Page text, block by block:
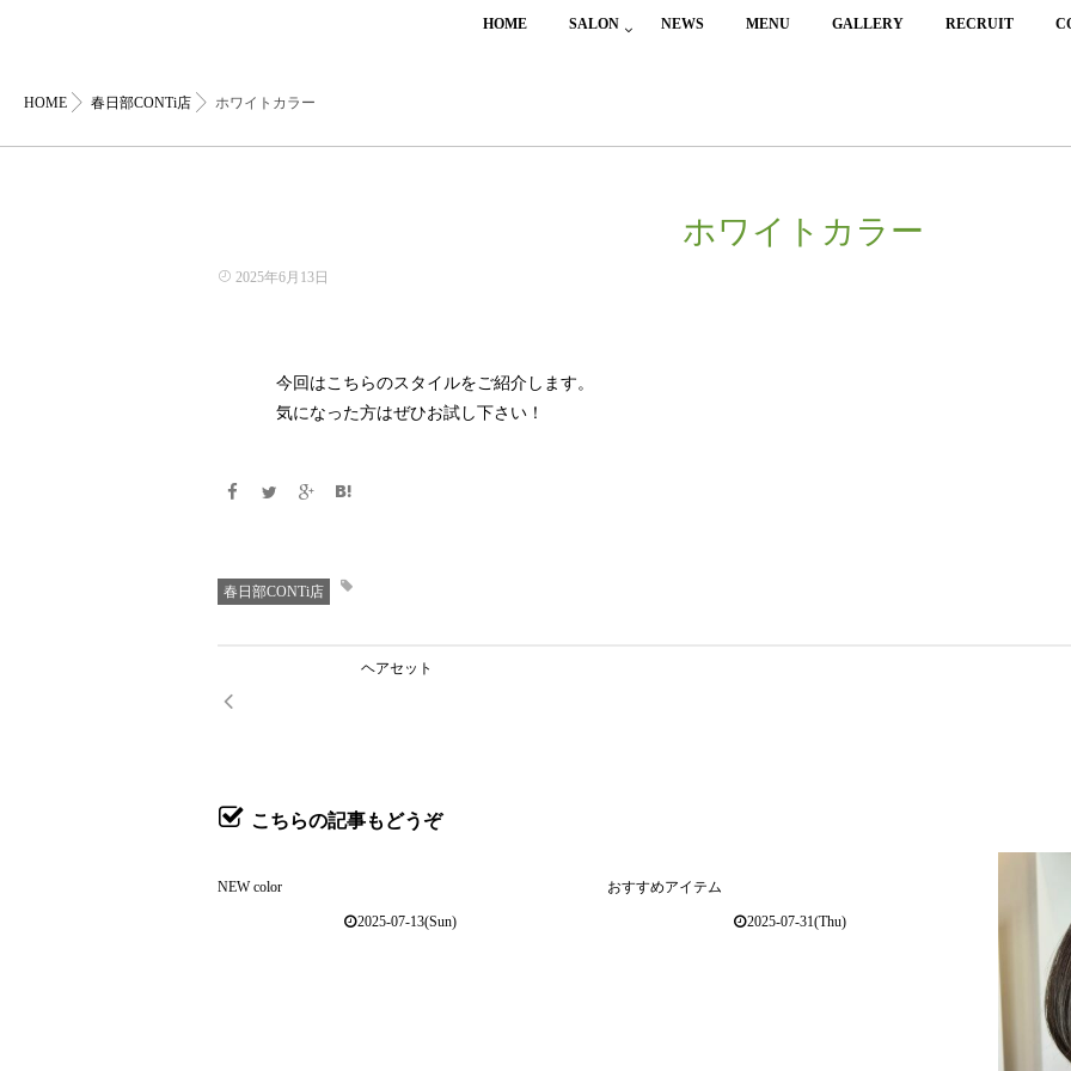
HOME SALON NEWS MENU GALLERY RECRUIT
HOME 春日部CONTi店 ホワイトカラー
ホワイトカラー
2025年6月13日
今回はこちらのスタイルをご紹介します。
気になった方はぜひお試し下さい！
春日部CONTi店
ヘアセット
こちらの記事もどうぞ
NEW color
2025-07-13(Sun)
おすすめアイテム
2025-07-31(Thu)